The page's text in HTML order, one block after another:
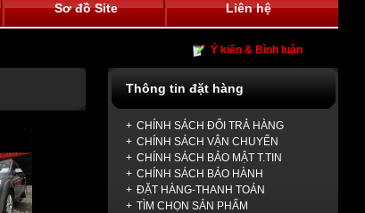
Sơ đồ Site Liên hệ
Ý kiến & Bình luận
Thông tin đặt hàng
+ CHÍNH SÁCH ĐỔI TRẢ HÀNG
+ CHÍNH SÁCH VẬN CHUYỂN
+ CHÍNH SÁCH BẢO MẬT T.TIN
+ CHÍNH SÁCH BẢO HÀNH
+ ĐẶT HÀNG-THANH TOÁN
+ TÌM CHỌN SẢN PHẨM